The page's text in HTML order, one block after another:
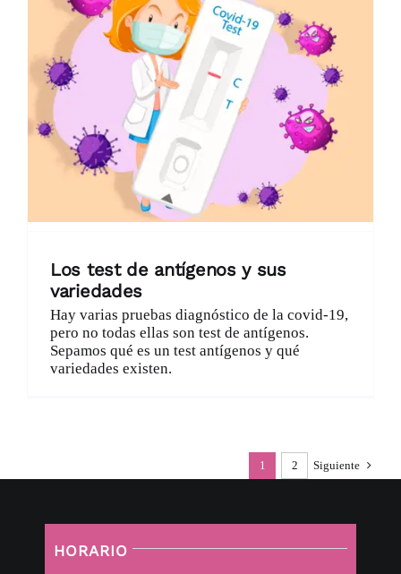
Los test de antígenos y sus
variedades
Hay varias pruebas diagnóstico de la covid-19,
pero no todas ellas son test de antígenos.
Sepamos qué es un test antígenos y qué
variedades existen.
1 2 Siguiente
HORARIO